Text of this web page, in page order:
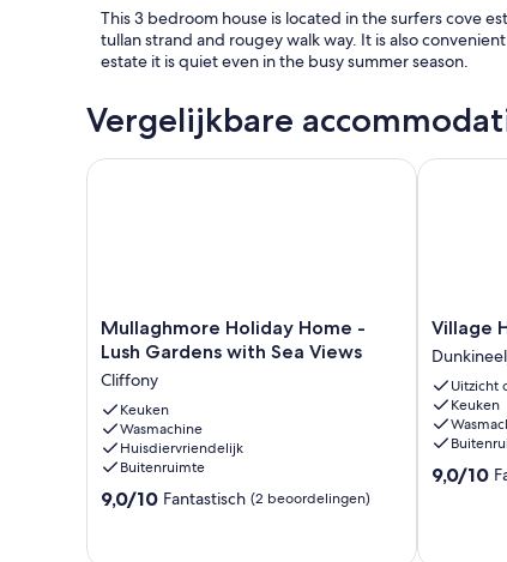
This 3 bedroom house is located in the surfers cove
tullan strand and rougey walk way. It is also
estate it is quiet even in the busy summer season.
Vergelijkbare
Mullaghmore
Holiday
-
Lush
Gardens
with
Sea
Views
Mullaghmore Holiday Home -
Lush Gardens with Sea Views
Cliffony
Keuken
Wasmachine
Huisdiervriendelijk
Buitenruimte
9.0
9,0/10 Fantastisch (2 beoordelingen)
Mullaghmore Holiday Home - Lush Gardens with
Village
House
Village
Uitzicht
Keuken
9.0
9,0/10
Village